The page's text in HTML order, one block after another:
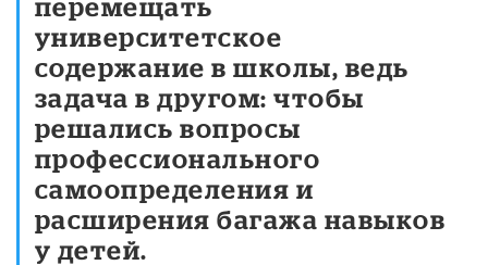
университетское
содержание в школы, ведь
задача в другом: чтобы
решались вопросы
профессионального
самоопределения и
расширения багажа навыков
у детей.